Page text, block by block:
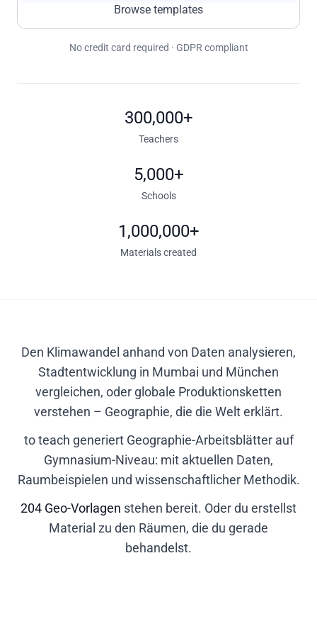
Browse templates
No credit card required · GDPR compliant
300,000+
Teachers
5,000+
Schools
1,000,000+
Materials created
Den Klimawandel anhand von Daten analysieren,
Stadtentwicklung in Mumbai und München
vergleichen, oder globale Produktionsketten
verstehen – Geographie, die die Welt erklärt.
to teach generiert Geographie-Arbeitsblätter auf
Gymnasium-Niveau: mit aktuellen Daten,
Raumbeispielen und wissenschaftlicher Methodik.
204 Geo-Vorlagen stehen bereit. Oder du erstellst
Material zu den Räumen, die du gerade
behandelst.